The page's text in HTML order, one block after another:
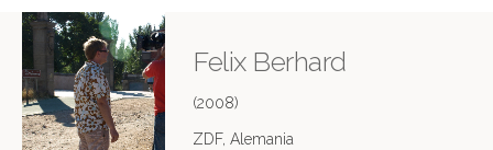
Felix Berhard
(2008)
ZDF, Alemania